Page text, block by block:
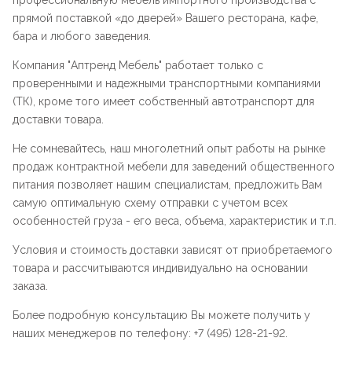
прямой поставкой «до дверей» Вашего ресторана, кафе,
бара и любого заведения.
Компания "Аптренд Мебель" работает только с
проверенными и надежными транспортными компаниями
(ТК), кроме того имеет собственный автотранспорт для
доставки товара.
Не сомневайтесь, наш многолетний опыт работы на рынке
продаж контрактной мебели для заведений общественного
питания позволяет нашим специалистам, предложить Вам
самую оптимальную схему отправки с учетом всех
особенностей груза - его веса, объема, характеристик и т.п.
Условия и стоимость доставки зависят от приобретаемого
товара и рассчитываются индивидуально на основании
заказа.
Более подробную консультацию Вы можете получить у
наших менеджеров по телефону: +7 (495) 128-21-92.